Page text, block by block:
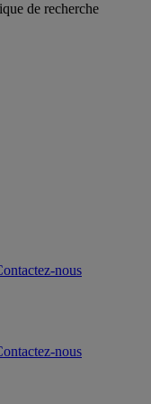
de recherche
nous
nous